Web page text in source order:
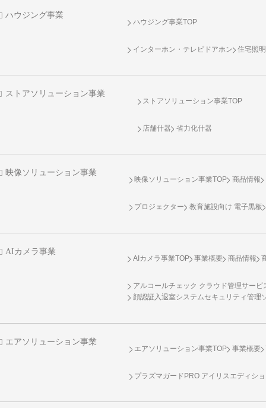
ハウジング事業
ハウジング事業TOP
インターホン・テレビドアホン 住宅照明
ストアソリューション事業
ストアソリューション事業TOP
店舗什器 省力化什器
映像ソリューション事業
映像ソリューション事業TOP 商品情報
プロジェクター 教育施設向け 電子黒板
AIカメラ事業
AIカメラ事業TOP 事業概要 商品情報
アルコールチェック クラウド管理サービ
顔認証入退室システムセキュリティ管理
エアソリューション事業
エアソリューション事業TOP 事業概要
プラズマガードPRO アイリスエディシ